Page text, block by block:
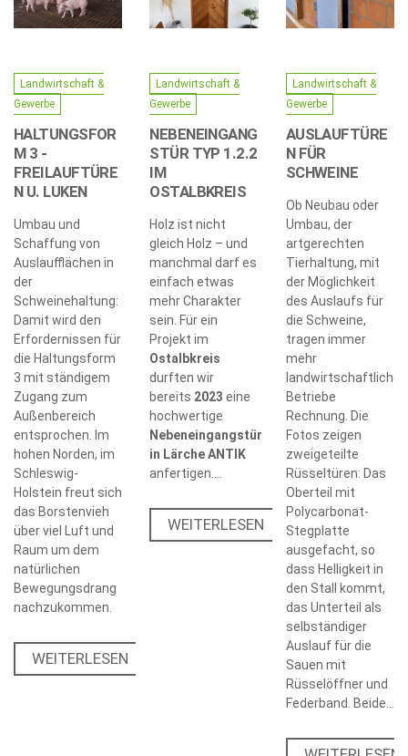
Landwirtschaft &
Gewerbe
HALTUNGSFOR
M 3 -
FREILAUFTÜRE
N U. LUKEN
Umbau und
Schaffung von
Auslaufflächen in
der
Schweinehaltung:
Damit wird den
Erfordernissen für
die Haltungsform
3 mit ständigem
Zugang zum
Außenbereich
entsprochen. Im
hohen Norden, im
Schleswig-
Holstein freut sich
das Borstenvieh
über viel Luft und
Raum um dem
natürlichen
Bewegungsdrang
nachzukommen.
WEITERLESEN
Landwirtschaft &
Gewerbe
NEBENEINGANG
STÜR TYP 1.2.2
IM
OSTALBKREIS
Holz ist nicht
gleich Holz – und
manchmal darf es
einfach etwas
mehr Charakter
sein. Für ein
Projekt im
Ostalbkreis
durften wir
bereits 2023 eine
hochwertige
Nebeneingangstür
in Lärche ANTIK
anfertigen.…
WEITERLESEN
Landwirtschaft &
Gewerbe
AUSLAUFTÜRE
N FÜR
SCHWEINE
Ob Neubau oder
Umbau, der
artgerechten
Tierhaltung, mit
der Möglichkeit
des Auslaufs für
die Schweine,
tragen immer
mehr
landwirtschaftliche
Betriebe
Rechnung. Die
Fotos zeigen
zweigeteilte
Rüsseltüren: Das
Oberteil mit
Polycarbonat-
Stegplatte
ausgefacht, so
dass Helligkeit in
den Stall kommt,
das Unterteil als
selbständiger
Auslauf für die
Sauen mit
Rüsselöffner und
Federband. Beide…